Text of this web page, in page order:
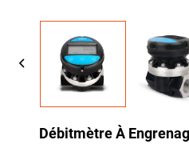
Débitmètre À